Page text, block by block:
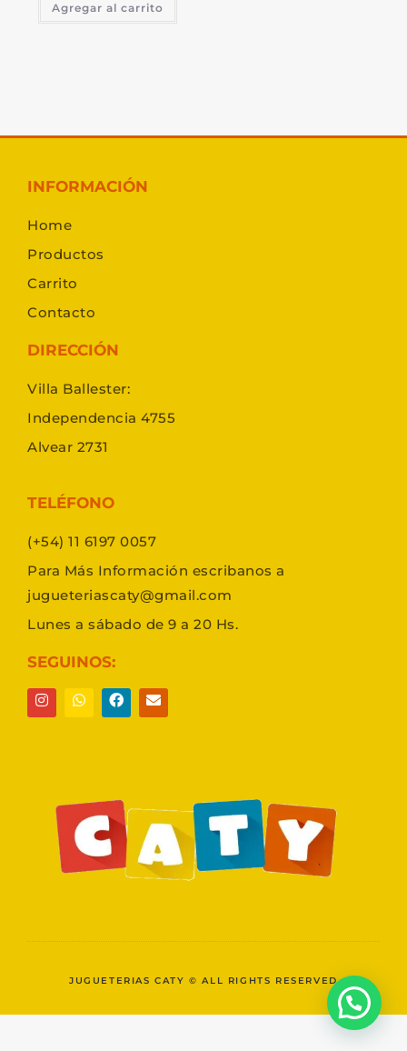
Agregar al carrito
INFORMACIÓN
Home
Productos
Carrito
Contacto
DIRECCIÓN
Villa Ballester:
Independencia 4755
Alvear 2731
TELÉFONO
(+54) 11 6197 0057
Para Más Información escribanos a
jugueteriascaty@gmail.com
Lunes a sábado de 9 a 20 Hs.
SEGUINOS:
JUGUETERIAS CATY © ALL RIGHTS RESERVED